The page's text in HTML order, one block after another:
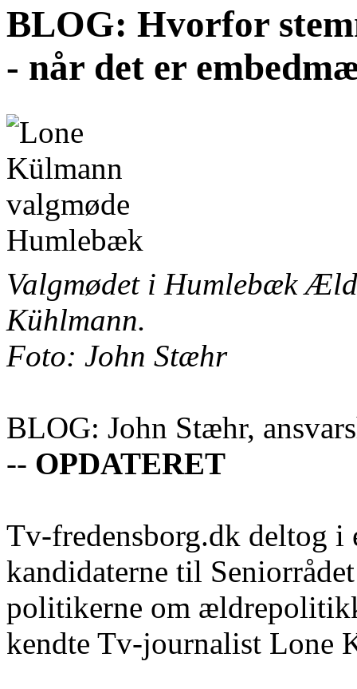
BLOG: Hvorfor
- når det er
Valgmødet i Humlebæk
Kühlmann.
Foto: John Stæhr
BLOG: John Stæhr,
-- OPDATERET
Tv-fredensborg.dk deltog
kandidaterne til
politikerne om
kendte Tv-journalist Lone